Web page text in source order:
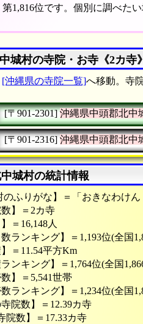
1,816位です。個別に調べた
城村の寺院・お寺《2カ寺
[沖縄県の寺院一覧]へ移動。寺
[〒901-2301] 沖縄県中頭郡北中
[〒901-2316] 沖縄県中頭郡北中
城村の統計情報
のふりがな】＝「おきなわけん
】＝2カ寺
＝16,148人
ランキング】＝1,193位(全国
＝11.54平方Km
ンキング】＝1,764位(全国
】＝5,541世帯
ランキング】＝1,234位(全国
院数】＝12.39カ寺
院数】＝17.33カ寺